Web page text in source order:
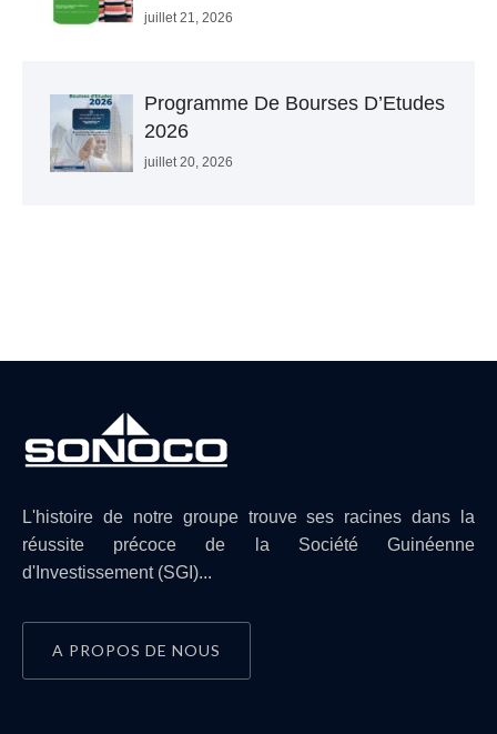
juillet 21, 2026
Programme De Bourses D’Etudes
2026
juillet 20, 2026
L'histoire de notre groupe trouve ses racines dans la
réussite précoce de la Société Guinéenne
d'Investissement (SGI)...
A PROPOS DE NOUS